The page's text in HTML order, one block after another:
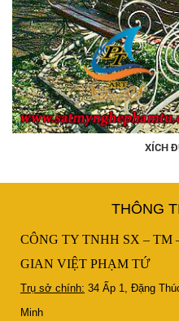
XÍCH
THÔNG
CÔNG TY TNHH SX –
GIAN VIỆT PHẠM TỨ
Trụ sở chính: 34 Ấp 1, Đặng
Minh